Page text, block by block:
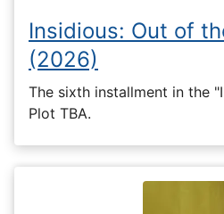
Insidious: Out of
(2026)
The sixth installment in the
Plot TBA.